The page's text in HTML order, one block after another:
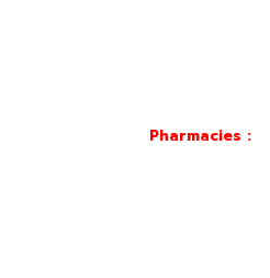
Pharmacies :